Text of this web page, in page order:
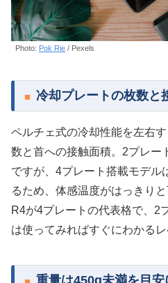
Photo: Pok Rie / Pexels
冷却プレートの枚数と
ペルチェ式の冷却性能を左右
数と首への接触面積。2プレー
ですが、4プレート搭載モデル
るため、体感温度がはっきり
R4が4プレートの代表格で、2
は使ってみればすぐにわかるレ